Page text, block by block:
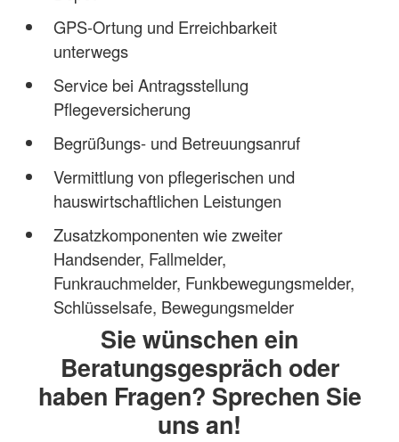
GPS-Ortung und Erreichbarkeit
unterwegs
Service bei Antragsstellung
Pflegeversicherung
Begrüßungs- und Betreuungsanruf
Vermittlung von pflegerischen und
hauswirtschaftlichen Leistungen
Zusatzkomponenten wie zweiter
Handsender, Fallmelder,
Funkrauchmelder, Funkbewegungsmelder,
Schlüsselsafe, Bewegungsmelder
Sie wünschen ein
Beratungsgespräch oder
haben Fragen? Sprechen Sie
uns an!